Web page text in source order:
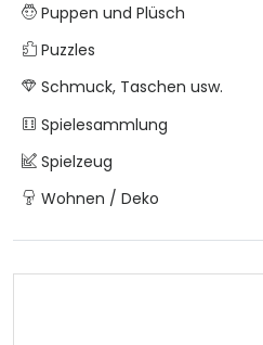
Puppen und Plüsch
Puzzles
Schmuck, Taschen usw.
Spielesammlung
Spielzeug
Wohnen / Deko